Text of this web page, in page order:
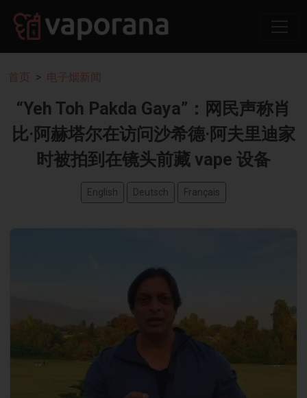
首页 电子烟新闻
“Yeh Toh Pakda Gaya”：网民声称肖
比·阿赫塔尔在访问沙希德·阿夫里迪家
时被拍到在镜头前藏 vape 设备
English Deutsch Français